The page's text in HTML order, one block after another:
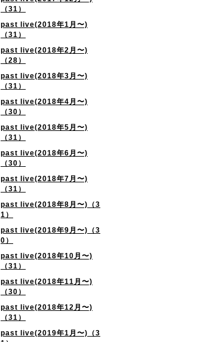
（31）
past live(2018年1月〜)
（31）
past live(2018年2月〜)
（28）
past live(2018年3月〜)
（31）
past live(2018年4月〜)
（30）
past live(2018年5月〜)
（31）
past live(2018年6月〜)
（30）
past live(2018年7月〜)
（31）
past live(2018年8月〜)（3
1）
past live(2018年9月〜)（3
0）
past live(2018年10月〜)
（31）
past live(2018年11月〜)
（30）
past live(2018年12月〜)
（31）
past live(2019年1月〜)（3